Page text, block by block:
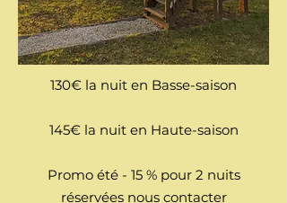
130€ la nuit en Basse-saison
145€ la nuit en Haute-saison
Promo été - 15 % pour 2 nuits
réservées nous contacter